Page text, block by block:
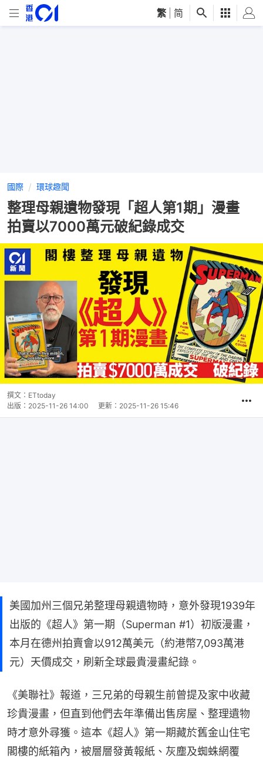
繁 简
國際 環球趣聞
整理母親遺物發現「超人第1期」漫畫
拍賣以7000萬元破紀錄成交
撰文： ETtoday
出版： 2025-11-26 14:00 更新： 2025-11-26 15:46
美國加州三個兄弟整理母親遺物時，意外發現1939年
出版的《超人》第一期（Superman #1）初版漫畫，
本月在德州拍賣會以912萬美元（約港幣7,093萬港
元）天價成交，刷新全球最貴漫畫紀錄。
《美聯社》報道，三兄弟的母親生前曾提及家中收藏
珍貴漫畫，但直到他們去年準備出售房屋、整理遺物
時才意外尋獲。這本《超人》第一期藏於舊金山住宅
閣樓的紙箱內，被層層發黃報紙、灰塵及蜘蛛網覆